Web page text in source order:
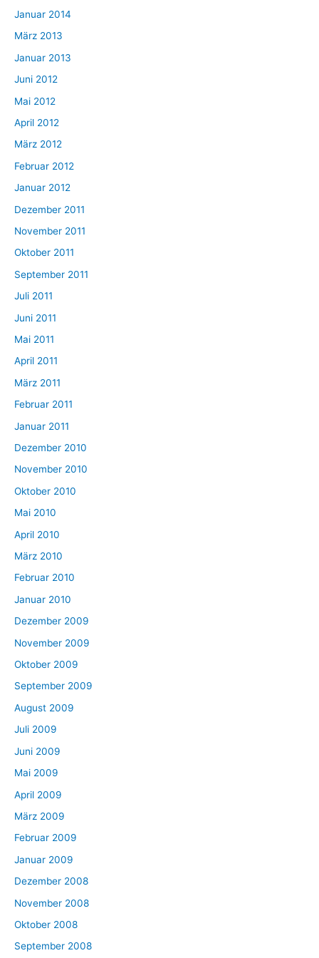
Januar 2014
März 2013
Januar 2013
Juni 2012
Mai 2012
April 2012
März 2012
Februar 2012
Januar 2012
Dezember 2011
November 2011
Oktober 2011
September 2011
Juli 2011
Juni 2011
Mai 2011
April 2011
März 2011
Februar 2011
Januar 2011
Dezember 2010
November 2010
Oktober 2010
Mai 2010
April 2010
März 2010
Februar 2010
Januar 2010
Dezember 2009
November 2009
Oktober 2009
September 2009
August 2009
Juli 2009
Juni 2009
Mai 2009
April 2009
März 2009
Februar 2009
Januar 2009
Dezember 2008
November 2008
Oktober 2008
September 2008